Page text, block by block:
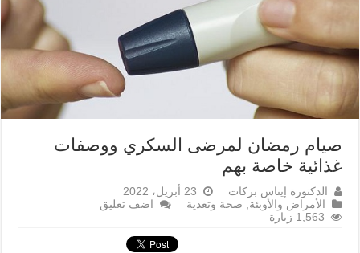
صيام رمضان لمرضى السكري ووصفات
غذائية خاصة بهم
الدكتورة إيناس بركات
23 أبريل، 2022
الأمراض والأوبئة, صحة وتغذية
اضف تعليق
1,563 زيارة